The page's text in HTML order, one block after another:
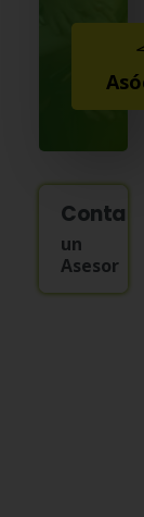
un
Asesor